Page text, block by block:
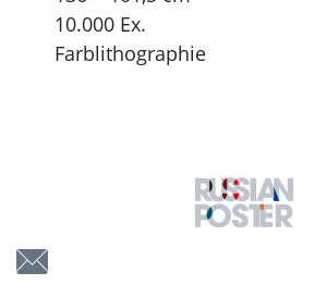
10.000 Ex.
Farblithographie